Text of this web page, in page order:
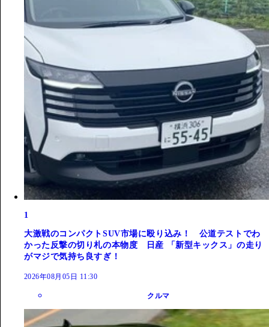
1
大激戦のコンパクトSUV市場に殴り込み！ 公道テストでわ
かった反撃の切り札の本物度 日産 「新型キックス」の走り
がマジで気持ち良すぎ！
2026年08月05日 11:30
クルマ